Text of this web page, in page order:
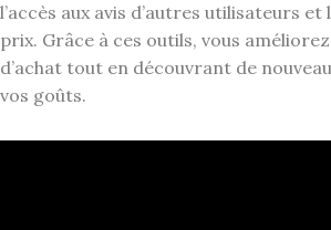
l’accès aux avis d’autres utilisateurs
prix. Grâce à ces outils, vous
d’achat tout en découvrant de
vos goûts.